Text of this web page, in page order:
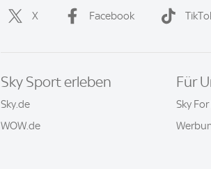
X Facebook
Sky Sport erleben
Sky.de
WOW.de
Für
Sky